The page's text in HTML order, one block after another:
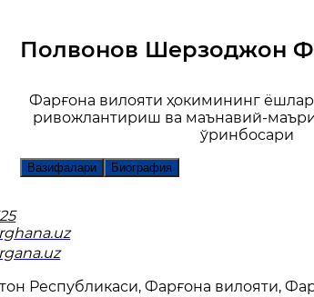
Полвонов Шерзоджон
Фарғона вилояти ҳокимининг
ривожлантириш ва маънавий-
ўринбосари
Вазифалари Биография
Республикаси, Фарғона вилояти,